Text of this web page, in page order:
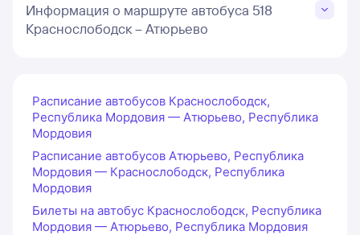
Информация о маршруте автобуса 518
Краснослободск – Атюрьево
Расписание автобусов Краснослободск,
Республика Мордовия — Атюрьево, Республика
Мордовия
Расписание автобусов Атюрьево, Республика
Мордовия — Краснослободск, Республика
Мордовия
Билеты на автобус Краснослободск, Республика
Мордовия — Атюрьево, Республика Мордовия